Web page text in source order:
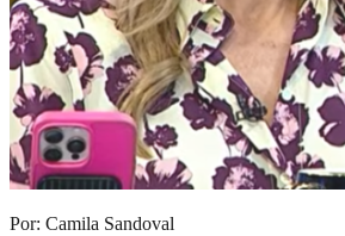
Por: Camila Sandoval